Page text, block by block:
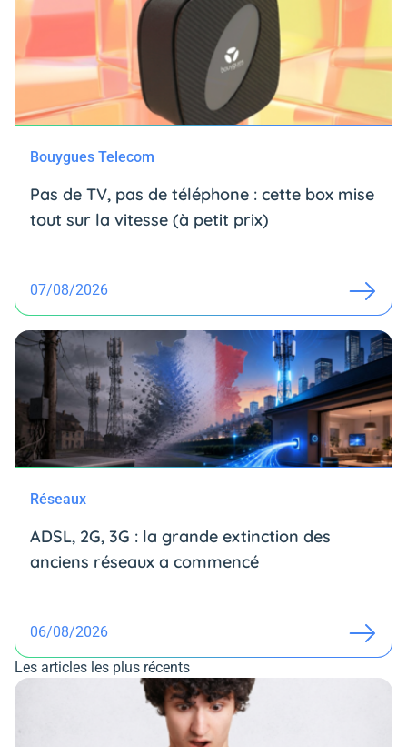
Bouygues Telecom
Pas de TV, pas de téléphone : cette box mise
tout sur la vitesse (à petit prix)
07/08/2026
Réseaux
ADSL, 2G, 3G : la grande extinction des
anciens réseaux a commencé
06/08/2026
Les articles les plus récents